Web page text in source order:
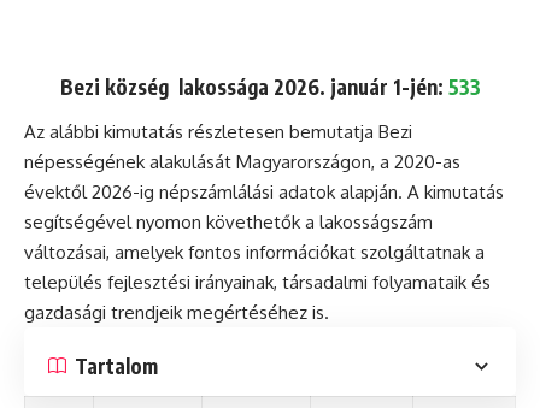
Bezi község lakossága 2026. január 1-jén: 533
Az alábbi kimutatás részletesen bemutatja Bezi
népességének alakulását Magyarországon, a 2020-as
évektől 2026-ig népszámlálási adatok alapján. A kimutatás
segítségével nyomon követhetők a lakosságszám
változásai, amelyek fontos információkat szolgáltatnak a
település fejlesztési irányainak, társadalmi folyamataik és
gazdasági trendjeik megértéséhez is.
Tartalom